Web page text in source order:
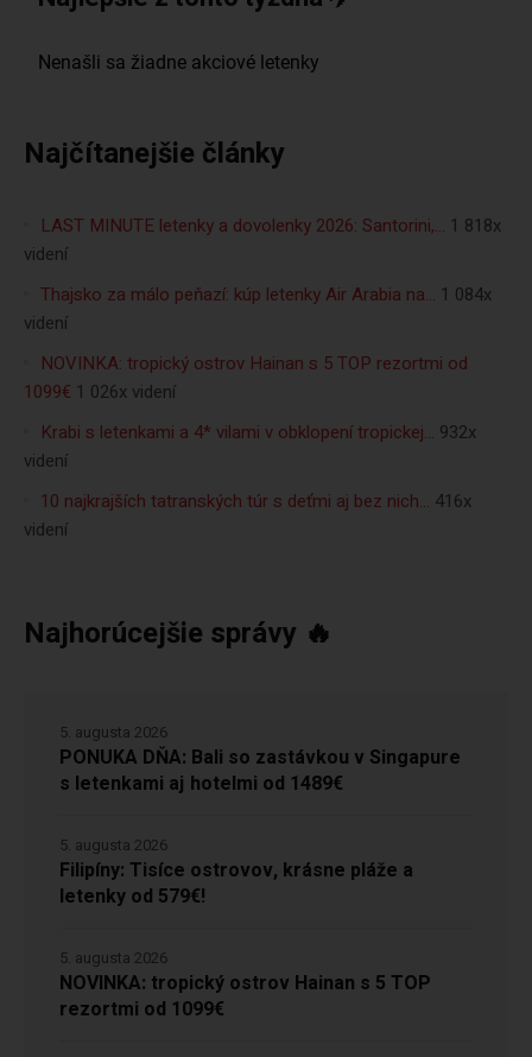
Najčítanejšie články
LAST MINUTE letenky a dovolenky 2026: Santorini,… 1 818x
videní
Thajsko za málo peňazí: kúp letenky Air Arabia na… 1 084x
videní
NOVINKA: tropický ostrov Hainan s 5 TOP rezortmi od
1099€ 1 026x videní
Krabi s letenkami a 4* vilami v obklopení tropickej… 932x
videní
10 najkrajších tatranských túr s deťmi aj bez nich… 416x
videní
Najhorúcejšie správy 🔥
PONUKA DŇA: Bali so zastávkou v Singapure
s letenkami aj hotelmi od 1489€
5. augusta 2026
Filipíny: Tisíce ostrovov, krásne pláže a
letenky od 579€!
5. augusta 2026
NOVINKA: tropický ostrov Hainan s 5 TOP
rezortmi od 1099€
5. augusta 2026